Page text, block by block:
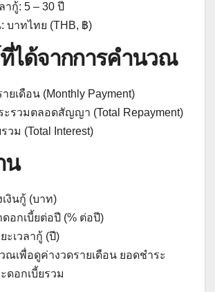
ากู้: 5 – 30 ปี
บาทไทย (THB, ฿)
ได้จากการคำนวณ
ยเดือน (Monthly Payment)
ะรวมตลอดสัญญา (Total Repayment)
วม (Total Interest)
น
งินกู้ (บาท)
อกเบี้ยต่อปี (% ต่อปี)
ะเวลากู้ (ปี)
ณเพื่อดูค่างวดรายเดือน ยอดชำระ
ดอกเบี้ยรวม